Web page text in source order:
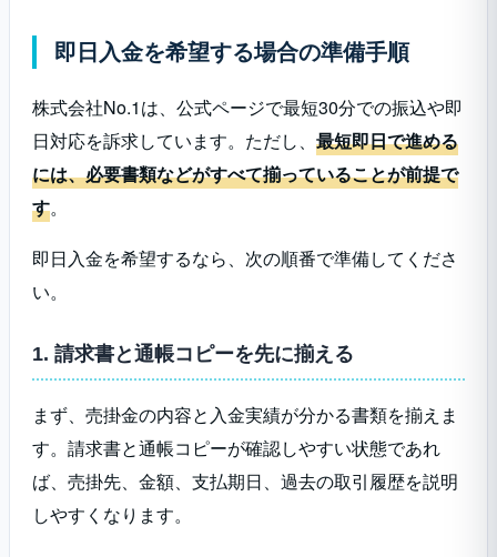
即日入金を希望する場合の準備手順
株式会社No.1は、公式ページで最短30分での振込や即
日対応を訴求しています。ただし、 最短即日で進める
には、必要書類などがすべて揃っていることが前提で
す。
即日入金を希望するなら、次の順番で準備してくださ
い。
1. 請求書と通帳コピーを先に揃える
まず、売掛金の内容と入金実績が分かる書類を揃えま
す。請求書と通帳コピーが確認しやすい状態であれ
ば、売掛先、金額、支払期日、過去の取引履歴を説明
しやすくなります。